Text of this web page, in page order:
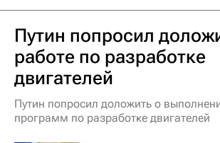
Путин попросил
работе по разработке
двигателей
Путин попросил доложить о
программ по разработке двигателей